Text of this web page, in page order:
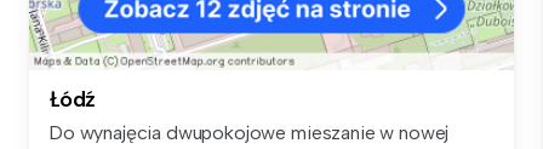
Łódź
Do wynajęcia dwupokojowe mieszanie w nowej